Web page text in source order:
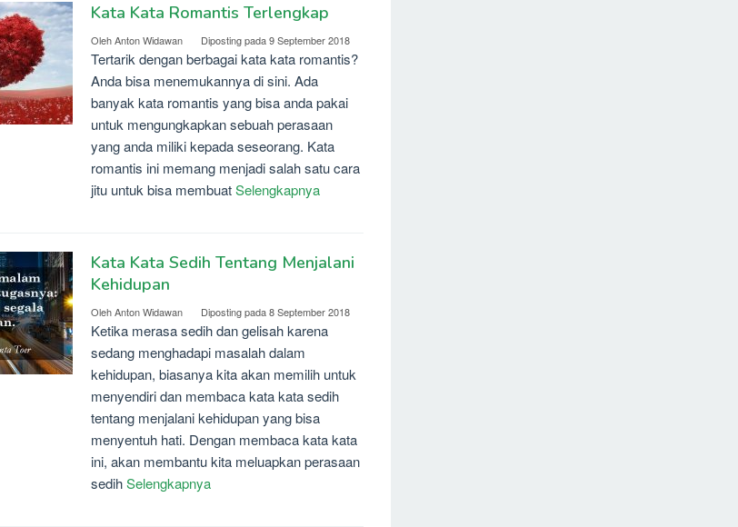
Kata Kata Romantis Terlengkap
OlehAnton Widawan Diposting pada9 September 2018
Tertarik dengan berbagai kata kata romantis?
Anda bisa menemukannya di sini. Ada
banyak kata romantis yang bisa anda pakai
untuk mengungkapkan sebuah perasaan
yang anda miliki kepada seseorang. Kata
romantis ini memang menjadi salah satu cara
jitu untuk bisa membuatSelengkapnya
Kata Kata Sedih Tentang Menjalani
Kehidupan
OlehAnton Widawan Diposting pada8 September 2018
Ketika merasa sedih dan gelisah karena
sedang menghadapi masalah dalam
kehidupan, biasanya kita akan memilih untuk
menyendiri dan membaca kata kata sedih
tentang menjalani kehidupan yang bisa
menyentuh hati. Dengan membaca kata kata
ini, akan membantu kita meluapkan perasaan
sedihSelengkapnya